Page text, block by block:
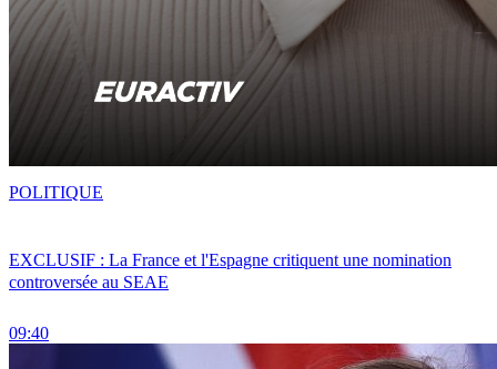
EXCLUSIF : La France et l'Espagne critiquent une nomination
controversée au SEAE
09:40
POLITIQUE